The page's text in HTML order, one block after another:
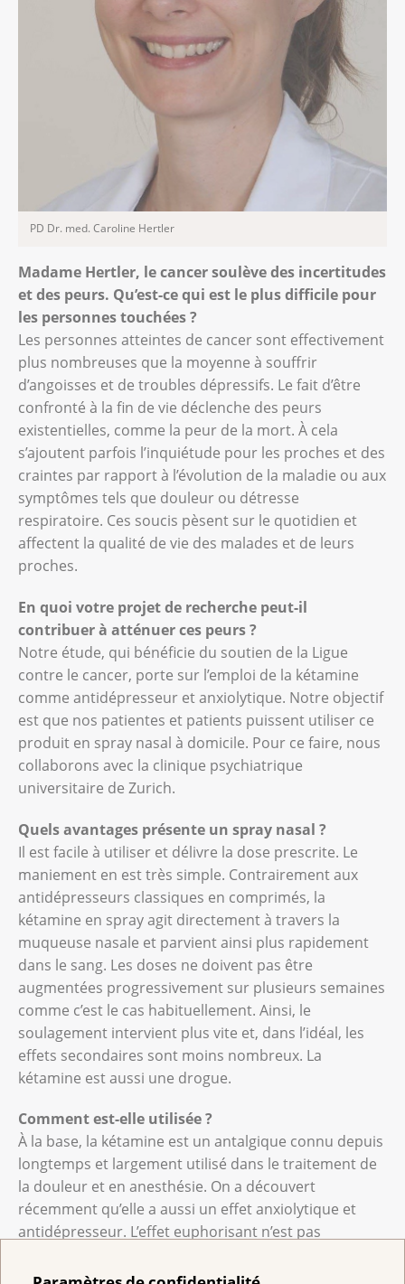
PD Dr. med. Caroline Hertler
Madame Hertler, le cancer soulève des incertitudes
et des peurs. Qu’est-ce qui est le plus difficile pour
les personnes touchées ?
Les personnes atteintes de cancer sont effectivement
plus nombreuses que la moyenne à souffrir
d’angoisses et de troubles dépressifs. Le fait d’être
confronté à la fin de vie déclenche des peurs
existentielles, comme la peur de la mort. À cela
s’ajoutent parfois l’inquiétude pour les proches et des
craintes par rapport à l’évolution de la maladie ou aux
symptômes tels que douleur ou détresse
respiratoire. Ces soucis pèsent sur le quotidien et
affectent la qualité de vie des malades et de leurs
proches.
En quoi votre projet de recherche peut-il
contribuer à atténuer ces peurs ?
Notre étude, qui bénéficie du soutien de la Ligue
contre le cancer, porte sur l’emploi de la kétamine
comme antidépresseur et anxiolytique. Notre objectif
est que nos patientes et patients puissent utiliser ce
produit en spray nasal à domicile. Pour ce faire, nous
collaborons avec la clinique psychiatrique
universitaire de Zurich.
Quels avantages présente un spray nasal ?
Il est facile à utiliser et délivre la dose prescrite. Le
maniement en est très simple. Contrairement aux
antidépresseurs classiques en comprimés, la
kétamine en spray agit directement à travers la
muqueuse nasale et parvient ainsi plus rapidement
dans le sang. Les doses ne doivent pas être
augmentées progressivement sur plusieurs semaines
comme c’est le cas habituellement. Ainsi, le
soulagement intervient plus vite et, dans l’idéal, les
effets secondaires sont moins nombreux. La
kétamine est aussi une drogue.
Comment est-elle utilisée ?
À la base, la kétamine est un antalgique connu depuis
longtemps et largement utilisé dans le traitement de
la douleur et en anesthésie. On a découvert
récemment qu’elle a aussi un effet anxiolytique et
antidépresseur. L’effet euphorisant n’est pas
souvent avec des médicaments qui peuvent être